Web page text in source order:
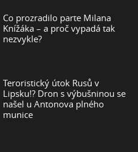
Co prozradilo parte Milana
Knížáka – a proč vypadá tak
nezvykle?
Teroristický útok Rusů v
Lipsku!? Dron s výbušninou se
našel u Antonova plného
munice